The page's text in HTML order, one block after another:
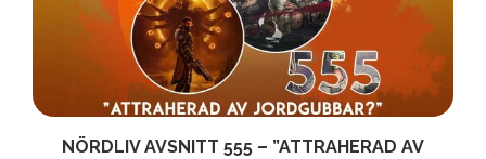
NÖRDLIV AVSNITT 555 – ”ATTRAHERAD AV